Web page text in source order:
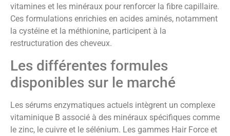
vitamines et les minéraux pour renforcer la fibre capillaire.
Ces formulations enrichies en acides aminés, notamment
la cystéine et la méthionine, participent à la
restructuration des cheveux.
Les différentes formules
disponibles sur le marché
Les sérums enzymatiques actuels intègrent un complexe
vitaminique B associé à des minéraux spécifiques comme
le zinc, le cuivre et le sélénium. Les gammes Hair Force et